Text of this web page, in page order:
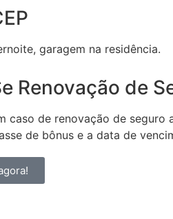
garagem na residência.
Renovação de
caso de renovação de seguro
de bônus e a data de